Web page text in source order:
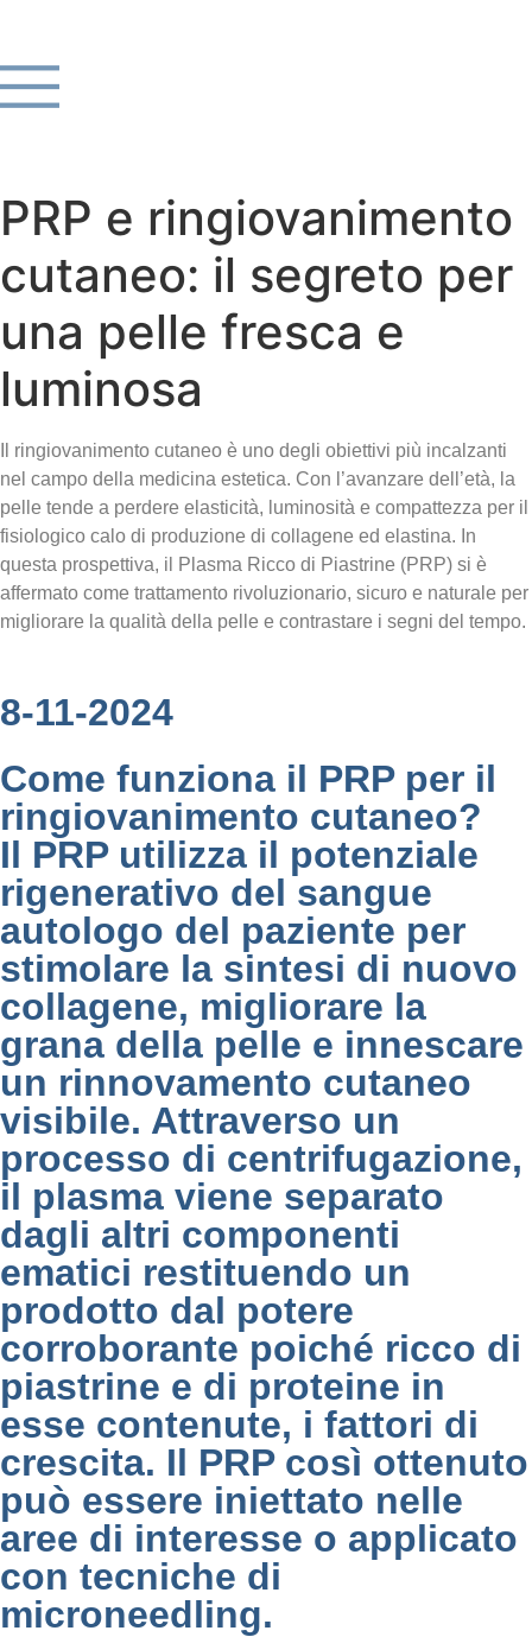
PRP e ringiovanimento
cutaneo: il segreto per
una pelle fresca e
luminosa
Il ringiovanimento cutaneo è uno degli obiettivi più incalzanti
nel campo della medicina estetica. Con l’avanzare dell’età, la
pelle tende a perdere elasticità, luminosità e compattezza per il
fisiologico calo di produzione di collagene ed elastina. In
questa prospettiva, il Plasma Ricco di Piastrine (PRP) si è
affermato come trattamento rivoluzionario, sicuro e naturale per
migliorare la qualità della pelle e contrastare i segni del tempo.
8-11-2024
Come funziona il PRP per il
ringiovanimento cutaneo?
Il PRP utilizza il potenziale
rigenerativo del sangue
autologo del paziente per
stimolare la sintesi di nuovo
collagene, migliorare la
grana della pelle e innescare
un rinnovamento cutaneo
visibile. Attraverso un
processo di centrifugazione,
il plasma viene separato
dagli altri componenti
ematici restituendo un
prodotto dal potere
corroborante poiché ricco di
piastrine e di proteine in
esse contenute, i fattori di
crescita. Il PRP così ottenuto
può essere iniettato nelle
aree di interesse o applicato
con tecniche di
microneedling.